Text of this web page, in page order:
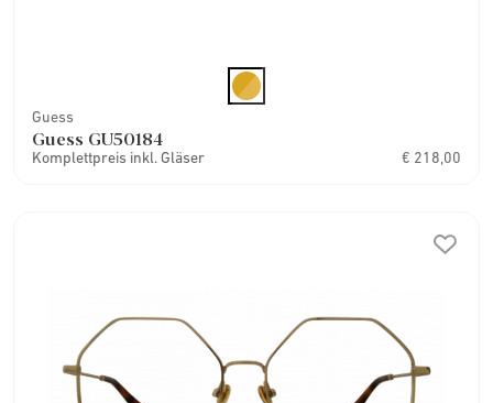
Guess
Guess GU50184
Komplettpreis inkl. Gläser € 218,00